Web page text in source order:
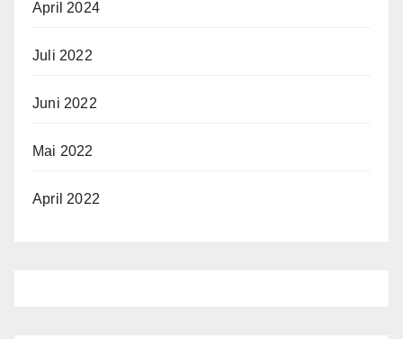
April 2024
Juli 2022
Juni 2022
Mai 2022
April 2022